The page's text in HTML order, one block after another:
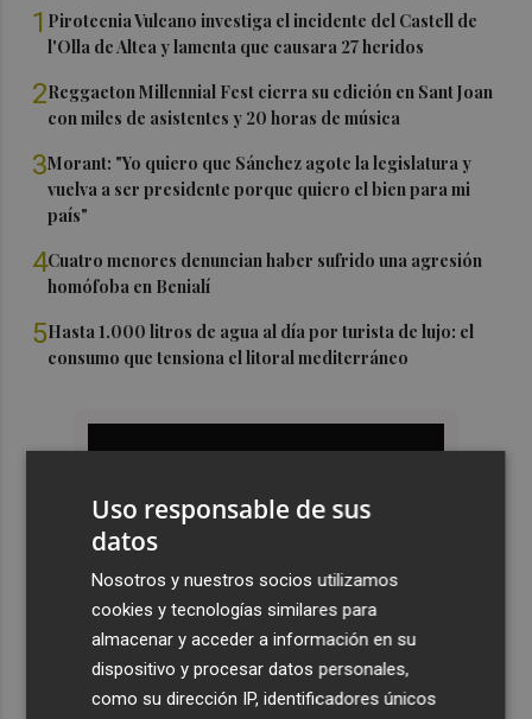
1 Pirotecnia Vulcano investiga el incidente del Castell de
l'Olla de Altea y lamenta que causara 27 heridos
2Reggaeton Millennial Fest cierra su edición en Sant Joan
con miles de asistentes y 20 horas de música
3Morant: "Yo quiero que Sánchez agote la legislatura y
vuelva a ser presidente porque quiero el bien para mi
país"
4Cuatro menores denuncian haber sufrido una agresión
homófoba en Benialí
5Hasta 1.000 litros de agua al día por turista de lujo: el
consumo que tensiona el litoral mediterráneo
Uso responsable de sus
datos
Nosotros y nuestros socios utilizamos
cookies y tecnologías similares para
almacenar y acceder a información en su
dispositivo y procesar datos personales,
como su dirección IP, identificadores únicos